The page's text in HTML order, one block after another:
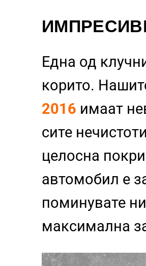
Една од
корито.
2016 имаат
сите
целосна
автомобил е
поминувате
максимална